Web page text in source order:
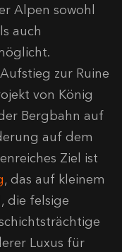
Alpen sowohl
auch
zur Ruine
von König
Bergbahn auf
auf dem
Ziel ist
, das auf kleinem
die felsige
Luxus für